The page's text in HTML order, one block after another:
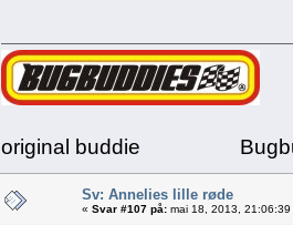
original buddie
Sv: Annelies lille røde
« Svar #107 på: mai 18, 2013, 21:06:39